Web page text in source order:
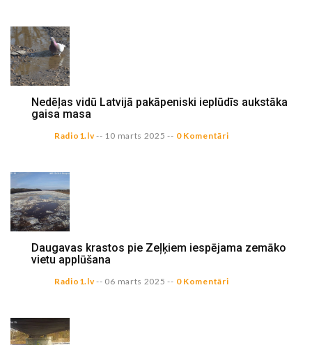
Nedēļas vidū Latvijā pakāpeniski ieplūdīs aukstāka
gaisa masa
Radio1.lv-- 10 marts 2025 -- 0 Komentāri
Daugavas krastos pie Zeļķiem iespējama zemāko
vietu applūšana
Radio1.lv-- 06 marts 2025 -- 0 Komentāri